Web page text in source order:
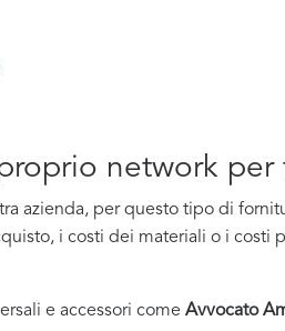
network per
azienda, per questo tipo di
i costi dei materiali o i costi
e accessori come Avvocato